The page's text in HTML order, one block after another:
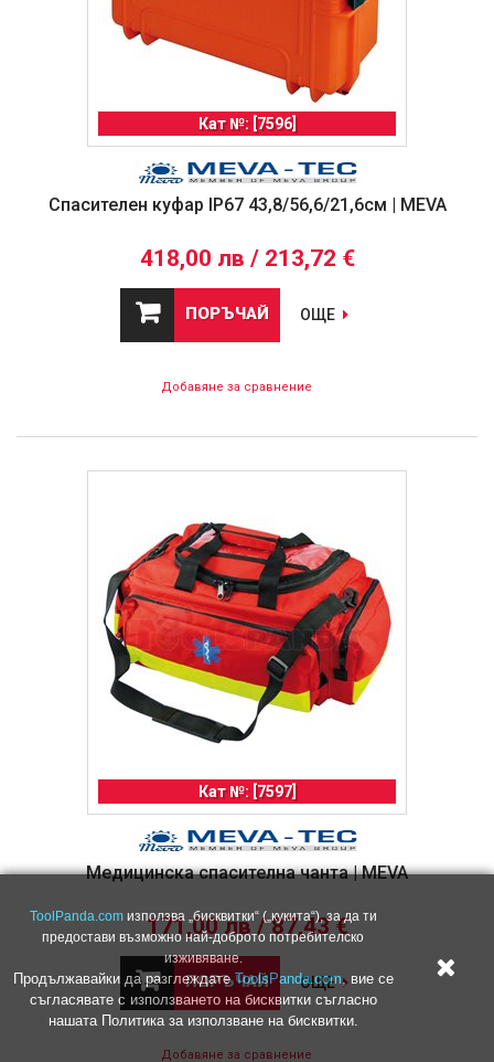
Кат №: [7596]
Спасителен куфар IP67 43,8/56,6/21,6см | MEVA
418,00 лв / 213,72 €
ПОРЪЧАЙ ОЩЕ
Добавяне за сравнение
Кат №: [7597]
Медицинска спасителна чанта | MEVA
171,00 лв / 87,43 €
ПОРЪЧАЙ ОЩЕ
Добавяне за сравнение
ToolPanda.comизползва „бисквитки“ („кукита“), за да ти
предостави възможно най-доброто потребителско
изживяване.
Продължавайки да разглеждатеToolsPanda.com, вие се
съгласявате с използването на бисквитки съгласно
нашата Политика за използване на бисквитки.